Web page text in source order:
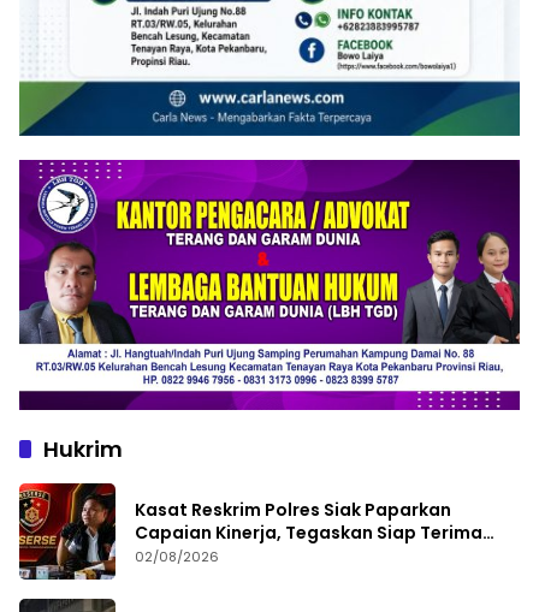
Hukrim
Kasat Reskrim Polres Siak Paparkan
Capaian Kinerja, Tegaskan Siap Terima
Kritik dan Evaluasi
02/08/2026